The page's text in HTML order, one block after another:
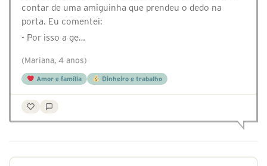
contar de uma amiguinha que prendeu o dedo na
porta. Eu comentei:
- Por isso a ge…
(Mariana, 4 anos)
Amor e família Dinheiro e trabalho